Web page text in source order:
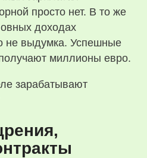
просто нет. В то же
доходах
не выдумка. Успешные
миллионы евро.